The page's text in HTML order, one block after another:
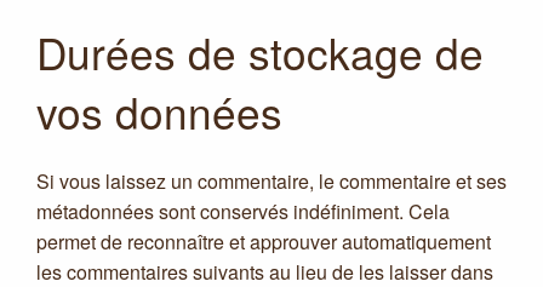
Durées de stockage de
vos données
Si vous laissez un commentaire, le commentaire et ses
métadonnées sont conservés indéfiniment. Cela
permet de reconnaître et approuver automatiquement
les commentaires suivants au lieu de les laisser dans